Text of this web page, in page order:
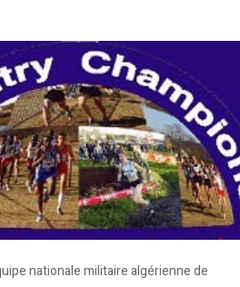
nationale militaire algérienne de